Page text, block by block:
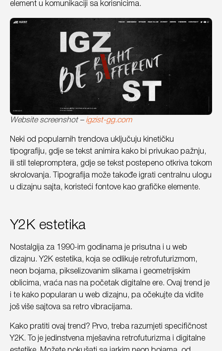
element u komunikaciji sa korisnicima.
Website screenshot – igzist-gg.com
Neki od popularnih trendova uključuju kinetičku
tipografiju, gdje se tekst animira kako bi privukao pažnju,
ili stil telepromptera, gdje se tekst postepeno otkriva tokom
skrolovanja. Tipografija može takođe igrati centralnu ulogu
u dizajnu sajta, koristeći fontove kao grafičke elemente.
Y2K estetika
Nostalgija za 1990-im godinama je prisutna i u web
dizajnu. Y2K estetika, koja se odlikuje retrofuturizmom,
neon bojama, pikselizovanim slikama i geometrijskim
oblicima, vraća nas na početak digitalne ere. Ovaj trend je
i te kako popularan u web dizajnu, pa očekujte da vidite
još više sajtova sa retro vibracijama.
Kako pratiti ovaj trend? Prvo, treba razumjeti specifičnost
Y2K. To je jedinstvena mješavina retrofuturizma i digitalne